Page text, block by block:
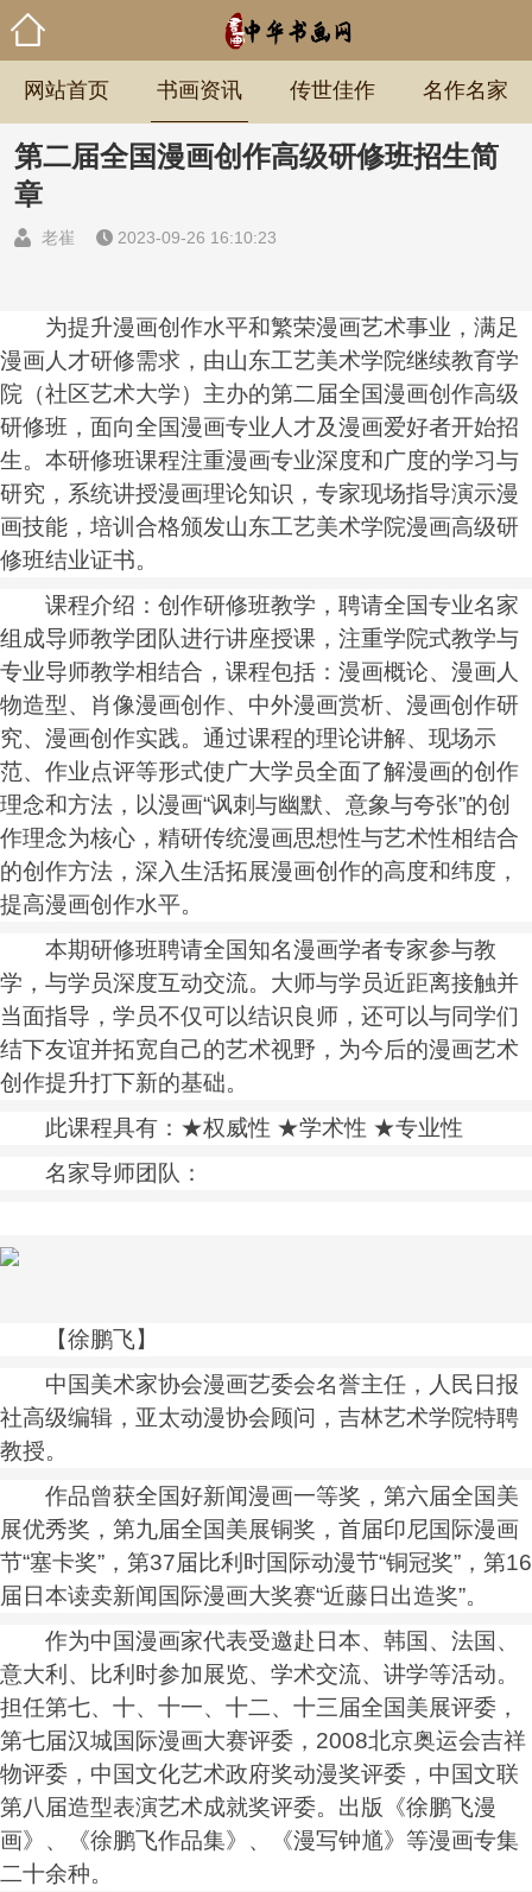
网站首页 书画资讯 传世佳作 名作名家
第二届全国漫画创作高级研修班招生简
章
老崔 2023-09-26 16:10:23
为提升漫画创作水平和繁荣漫画艺术事业，满足
漫画人才研修需求，由山东工艺美术学院继续教育学
院（社区艺术大学）主办的第二届全国漫画创作高级
研修班，面向全国漫画专业人才及漫画爱好者开始招
生。本研修班课程注重漫画专业深度和广度的学习与
研究，系统讲授漫画理论知识，专家现场指导演示漫
画技能，培训合格颁发山东工艺美术学院漫画高级研
修班结业证书。
课程介绍：创作研修班教学，聘请全国专业名家
组成导师教学团队进行讲座授课，注重学院式教学与
专业导师教学相结合，课程包括：漫画概论、漫画人
物造型、肖像漫画创作、中外漫画赏析、漫画创作研
究、漫画创作实践。通过课程的理论讲解、现场示
范、作业点评等形式使广大学员全面了解漫画的创作
理念和方法，以漫画“讽刺与幽默、意象与夸张”的创
作理念为核心，精研传统漫画思想性与艺术性相结合
的创作方法，深入生活拓展漫画创作的高度和纬度，
提高漫画创作水平。
本期研修班聘请全国知名漫画学者专家参与教
学，与学员深度互动交流。大师与学员近距离接触并
当面指导，学员不仅可以结识良师，还可以与同学们
结下友谊并拓宽自己的艺术视野，为今后的漫画艺术
创作提升打下新的基础。
此课程具有：★权威性 ★学术性 ★专业性
名家导师团队：
【徐鹏飞】
中国美术家协会漫画艺委会名誉主任，人民日报
社高级编辑，亚太动漫协会顾问，吉林艺术学院特聘
教授。
作品曾获全国好新闻漫画一等奖，第六届全国美
展优秀奖，第九届全国美展铜奖，首届印尼国际漫画
节“塞卡奖”，第37届比利时国际动漫节“铜冠奖”，第16
届日本读卖新闻国际漫画大奖赛“近藤日出造奖”。
作为中国漫画家代表受邀赴日本、韩国、法国、
意大利、比利时参加展览、学术交流、讲学等活动。
担任第七、十、十一、十二、十三届全国美展评委，
第七届汉城国际漫画大赛评委，2008北京奥运会吉祥
物评委，中国文化艺术政府奖动漫奖评委，中国文联
第八届造型表演艺术成就奖评委。出版《徐鹏飞漫
画》、《徐鹏飞作品集》、《漫写钟馗》等漫画专集
二十余种。